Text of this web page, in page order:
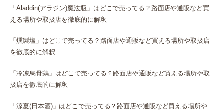
「Aladdin(アラジン)魔法瓶」はどこで売ってる？路面店や通販など買
える場所や取扱店を徹底的に解釈
「燻製塩」はどこで売ってる？路面店や通販など買える場所や取扱店
を徹底的に解釈
「冷凍烏骨鶏」はどこで売ってる？路面店や通販など買える場所や取
扱店を徹底的に解釈
「涼夏(日本酒)」はどこで売ってる？路面店や通販など買える場所や